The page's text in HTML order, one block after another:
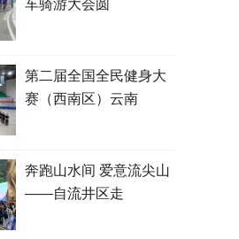
车骑游大会圆
第二届全国全民健身大
赛（西南区）云南
奔跑山水间 爱意流尖山
——自流井区走